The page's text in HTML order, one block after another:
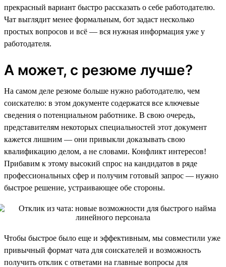
прекрасный вариант быстро рассказать о себе работодателю.
Чат выглядит менее формальным, бот задаст несколько
простых вопросов и всё — вся нужная информация уже у
работодателя.
А может, с резюме лучше?
На самом деле резюме больше нужно работодателю, чем
соискателю: в этом документе содержатся все ключевые
сведения о потенциальном работнике. В свою очередь,
представителям некоторых специальностей этот документ
кажется лишним — они привыкли доказывать свою
квалификацию делом, а не словами. Конфликт интересов!
Прибавим к этому высокий спрос на кандидатов в ряде
профессиональных сфер и получим готовый запрос — нужно
быстрое решение, устраивающее обе стороны.
Чтобы быстрое было еще и эффективным, мы совместили уже
привычный формат чата для соискателей и возможность
получить отклик с ответами на главные вопросы для